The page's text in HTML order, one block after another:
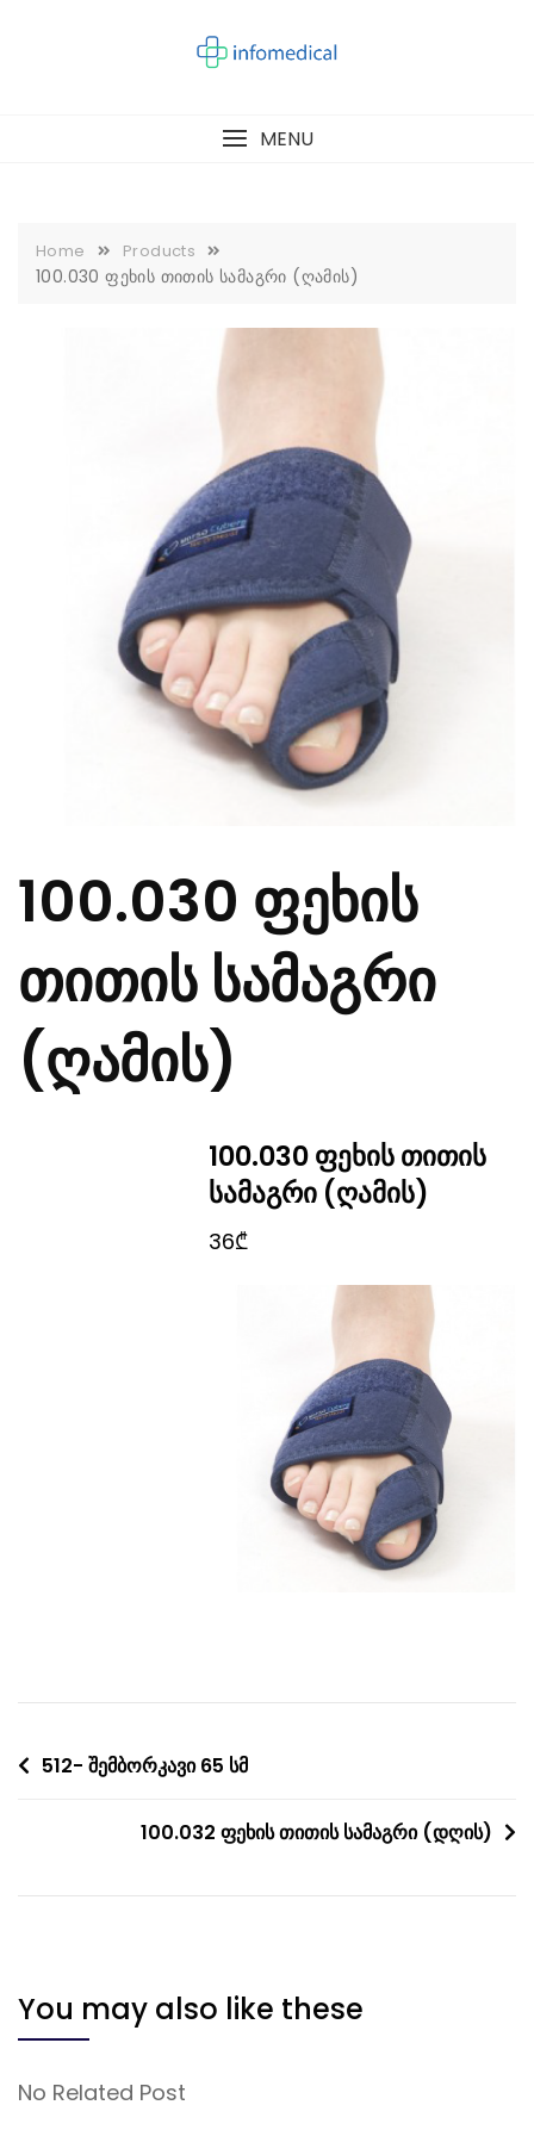
MENU
Home Products
100.030 ფეხის თითის სამაგრი (ღამის)
100.030 ფეხის
თითის სამაგრი
(ღამის)
100.030 ფეხის თითის
სამაგრი (ღამის)
36₾
Post
512- შემბორკავი 65 სმ
100.032 ფეხის თითის სამაგრი (დღის)
You may also like these
No Related Post